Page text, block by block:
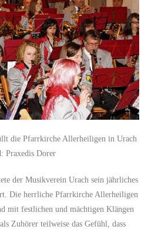
die Pfarrkirche Allerheiligen in Urach
Praxedis Dorer
der Musikverein Urach sein jährliches
Die herrliche Pfarrkirche Allerheiligen
mit festlichen und mächtigen Klängen
Zuhörer teilweise das Gefühl, dass